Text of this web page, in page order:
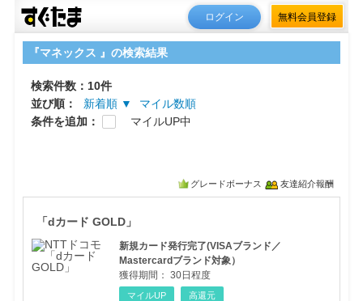
ログイン 無料会員登録
『マネックス 』の検索結果
検索件数：10件
並び順：
新着順 ▼
マイル数順
条件を追加：
マイルUP中
グレードボーナス 友達紹介報酬
「dカード GOLD」
新規カード発行完了(VISAブランド／
Mastercardブランド対象）
獲得期間： 30日程度
マイルUP 高還元